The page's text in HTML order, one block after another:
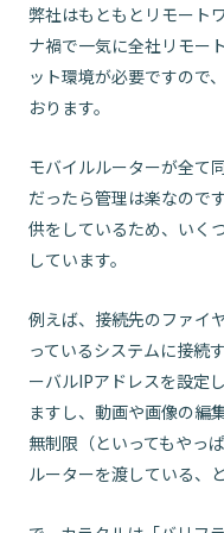
弊社はもともとリモート
ナ禍で一気に全社リモー
ット環境が必要ですので
おります。
モバイルルーターが全て
だったら管理は楽なので
供をしているため、いく
しています。
例えば、接続先のファイ
っているシステムに接続
ーバルIPアドレスを設定
ますし、動画や画像の編
無制限（といってもやっ
ルーターを渡している、